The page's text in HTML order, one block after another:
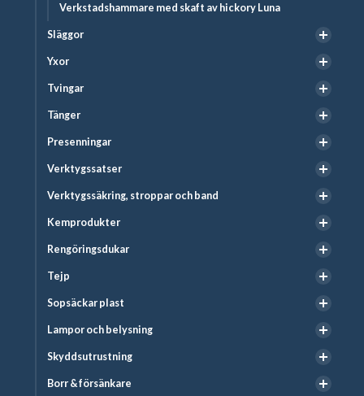
Verkstadshammare med skaft av hickory Luna
Släggor
Yxor
Tvingar
Tänger
Presenningar
Verktygssatser
Verktygssäkring, stroppar och band
Kemprodukter
Rengöringsdukar
Tejp
Sopsäckar plast
Lampor och belysning
Skyddsutrustning
Borr & försänkare